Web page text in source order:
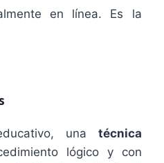
en línea. Es la
una técnica
lógico y con